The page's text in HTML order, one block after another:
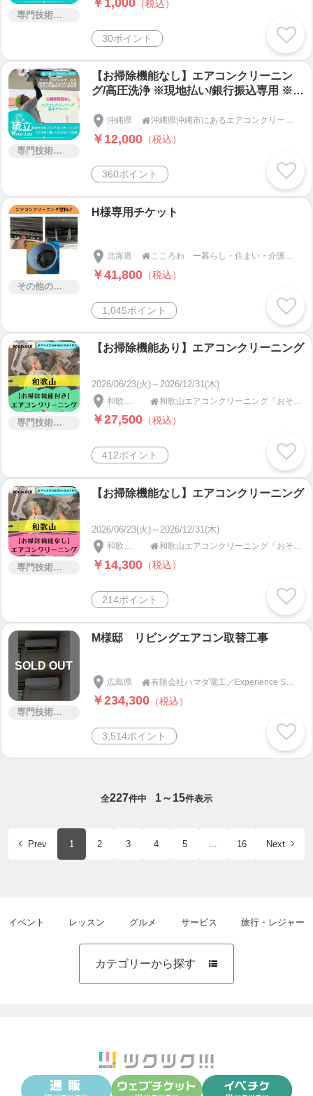
専門技術サービス
￥1,000 （税込）
30ポイント
専門技術サービス
【お掃除機能なし】エアコンクリーニン
グ/高圧洗浄 ※現地払い/銀行振込専用 ※高
沖縄県  沖縄県沖縄市にあるエアコンクリーニングとエアコン取付屋さん「琉立(りゅうりつ)」
￥12,000 （税込）
360ポイント
その他のサービス
H様専用チケット
北海道  こころわ ー暮らし・住まい・介護のお困りごと解決のプロー
￥41,800 （税込）
1,045ポイント
専門技術サービス
【お掃除機能あり】エアコンクリーニング
2026/06/23(火)～2026/12/31(木)

￥27,500 （税込）
412ポイント
専門技術サービス
【お掃除機能なし】エアコンクリーニング
2026/06/23(火)～2026/12/31(木)
和歌山県  和歌山エアコンクリーニング「おそうじGOODLUCK」
￥14,300 （税込）
214ポイント
SOLD OUT
専門技術サービス
M様邸 リビングエアコン取替工事
広島県 
￥234,300 （税込）
3,514ポイント
全227件中 1～15件表示
Prev 1 2 3 4 5 16 Next
イベント レッスン グルメ サービス 旅行・レジャー
カテゴリーから探す 